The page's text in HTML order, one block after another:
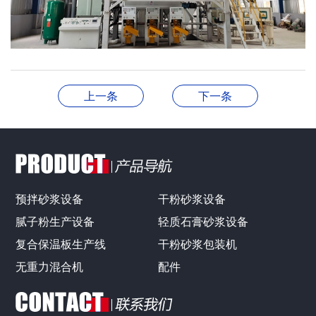
上一条 下一条
预拌砂浆设备
干粉砂浆设备
腻子粉生产设备
轻质石膏砂浆设备
复合保温板生产线
干粉砂浆包装机
无重力混合机
配件